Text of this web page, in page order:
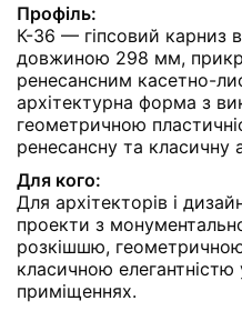
Профіль:
К-36 — гіпсовий карниз
довжиною 298 мм,
ренесансним касетно-
архітектурна форма з
геометричною
ренесансну та класичну
Для кого:
Для архітекторів і
проекти з
розкішшю, геометричною
класичною
приміщеннях.